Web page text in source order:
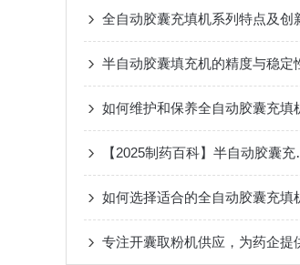
全自动胶囊充填机系列特点及创
如何维护和保养全自动胶囊充填
【2025制